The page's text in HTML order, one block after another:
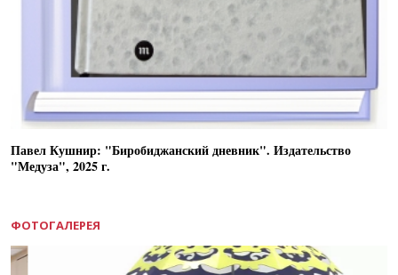
Павел Кушнир: "Биробиджанский дневник". Издательство
"Медуза", 2025 г.
ФОТОГАЛЕРЕЯ